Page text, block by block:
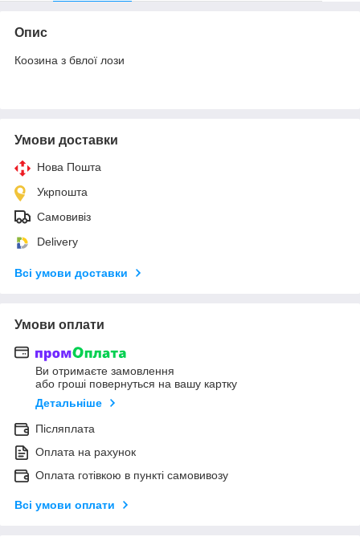
Опис
Коозина з бвлої лози
Умови доставки
Нова Пошта
Укрпошта
Самовивіз
Delivery
Всі умови доставки
Умови оплати
Ви отримаєте замовлення
або гроші повернуться на вашу картку
Детальніше
Післяплата
Оплата на рахунок
Оплата готівкою в пункті самовивозу
Всі умови оплати